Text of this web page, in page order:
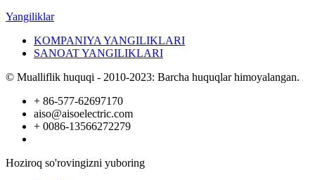
Yangiliklar
KOMPANIYA YANGILIKLARI
SANOAT YANGILIKLARI
© Mualliflik huquqi - 2010-2023: Barcha huquqlar himoyalangan.
+ 86-577-62697170
aiso@aisoelectric.com
+ 0086-13566272279
Hoziroq so'rovingizni yuboring